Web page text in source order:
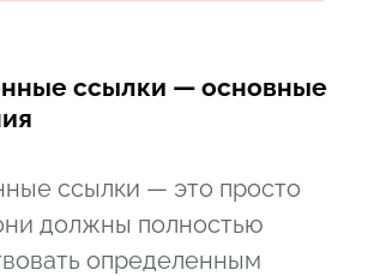
ссылки — основные
ссылки — это просто
должны полностью
определенным